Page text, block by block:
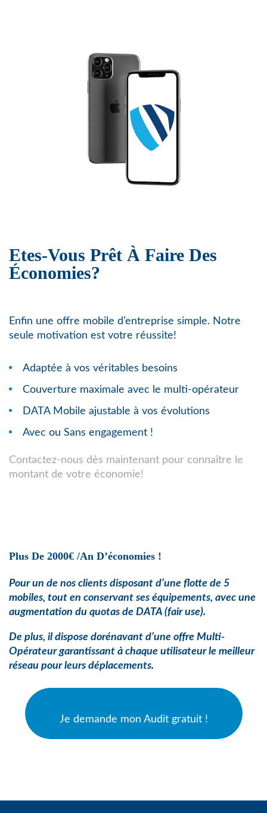
Etes-Vous Prêt À Faire Des
Économies?
Enfin une offre mobile d’entreprise simple. Notre
seule motivation est votre réussite!
Adaptée à vos véritables besoins
Couverture maximale avec le multi-opérateur
DATA Mobile ajustable à vos évolutions
Avec ou Sans engagement !
Contactez-nous dès maintenant pour connaître le
montant de votre économie!
Plus De 2000€ /an D’économies !
Pour un de nos clients disposant d’une flotte de 5
mobiles, tout en conservant ses équipements, avec une
augmentation du quotas de DATA (fair use).
De plus, il dispose dorénavant d’une offre Multi-
Opérateur garantissant à chaque utilisateur le meilleur
réseau pour leurs déplacements.
Je demande mon Audit gratuit !